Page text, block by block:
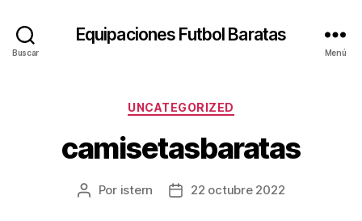
Buscar
Equipaciones Futbol Baratas
Menú
Categorías
UNCATEGORIZED
camisetasbaratas
Autor
Por istern
Fecha22 octubre 2022